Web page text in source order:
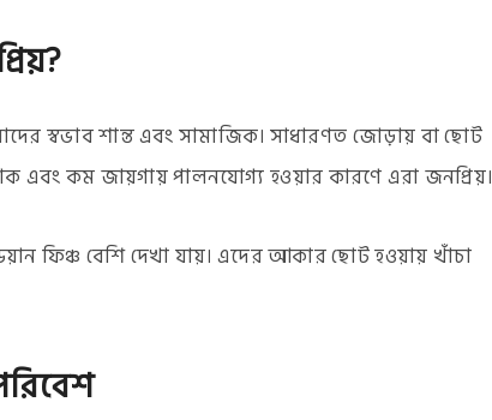
স্বভাব শান্ত এবং সামাজিক। সাধারণত জোড়ায় বা ছোট
এবং কম জায়গায় পালনযোগ্য হওয়ার কারণে এরা জনপ্রিয়।
ফিঞ্চ বেশি দেখা যায়। এদের আকার ছোট হওয়ায় খাঁচা